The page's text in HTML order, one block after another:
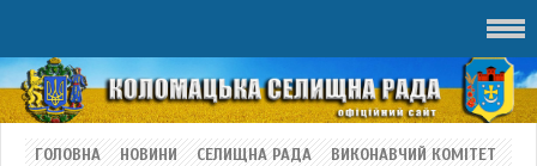
ГОЛОВНА НОВИНИ СЕЛИЩНА РАДА
ВИКОНАВЧИЙ КОМІТЕТ